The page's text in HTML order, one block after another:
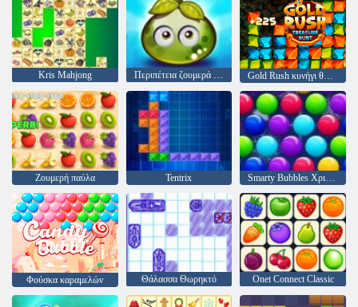
Kris Mahjong Gold Rush κυνήγι θησαυρού
Ζουμερή παύλα Tentrix
Φούσκα καραμελών Θάλασσα Θωρηκτό Onet Connect Classic